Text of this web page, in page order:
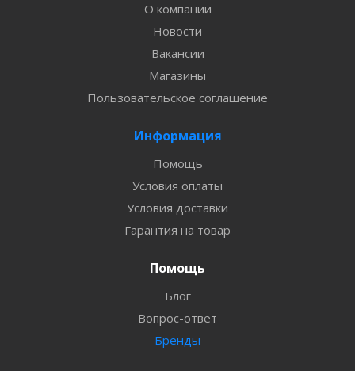
О компании
Новости
Вакансии
Магазины
Пользовательское соглашение
Информация
Помощь
Условия оплаты
Условия доставки
Гарантия на товар
Помощь
Блог
Вопрос-ответ
Бренды